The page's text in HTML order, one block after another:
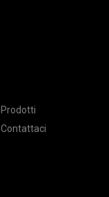
Prodotti
Contattaci